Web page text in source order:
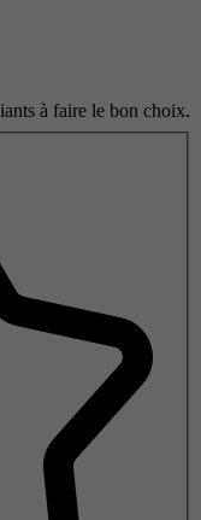
à faire le bon choix.